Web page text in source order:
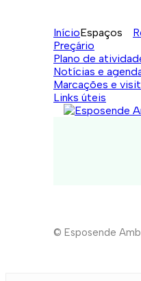
InícioEspaços
Preçário
Plano de
Notícias e
Marcações e
Links úteis
© Esposende